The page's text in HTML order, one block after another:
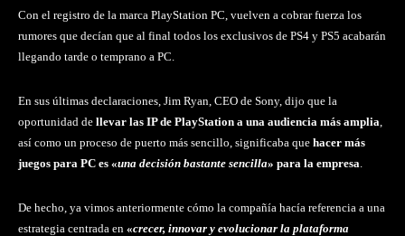
Con el registro de la marca PlayStation PC, vuelven a cobrar fuerza los
rumores que decían que al final todos los exclusivos de PS4 y PS5 acabarán
llegando tarde o temprano a PC.
En sus últimas declaraciones, Jim Ryan, CEO de Sony, dijo que la
oportunidad de llevar las IP de PlayStation a una audiencia más amplia
así como un proceso de puerto más sencillo, significaba que hacer más
juegos para PC es «una decisión bastante sencilla» para la empresa
De hecho, ya vimos anteriormente cómo la compañía hacía referencia a una
estrategia centrada en «crecer, innovar y evolucionar la plataforma